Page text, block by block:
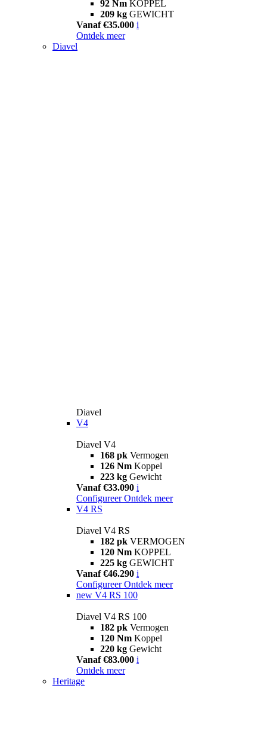
92 Nm KOPPEL
209 kg GEWICHT
Vanaf €35.000 i
Ontdek meer
Diavel
Diavel
V4
Diavel V4
168 pk Vermogen
126 Nm Koppel
223 kg Gewicht
Vanaf €33.090 i
Configureer Ontdek meer
V4 RS
Diavel V4 RS
182 pk VERMOGEN
120 Nm KOPPEL
225 kg GEWICHT
Vanaf €46.290 i
Configureer Ontdek meer
new V4 RS 100
Diavel V4 RS 100
182 pk Vermogen
120 Nm Koppel
220 kg Gewicht
Vanaf €83.000 i
Ontdek meer
Heritage